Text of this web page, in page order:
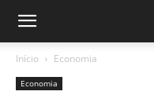
Início Economia
Economia